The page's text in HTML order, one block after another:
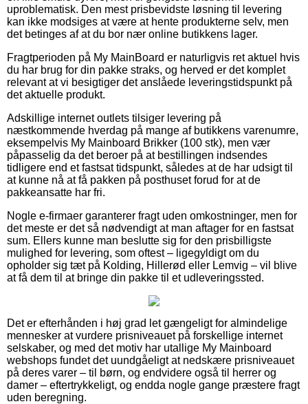
uproblematisk. Den mest prisbevidste løsning til levering
kan ikke modsiges at være at hente produkterne selv, men
det betinges af at du bor nær online butikkens lager.
Fragtperioden på My MainBoard er naturligvis ret aktuel hvis
du har brug for din pakke straks, og herved er det komplet
relevant at vi besigtiger det anslåede leveringstidspunkt på
det aktuelle produkt.
Adskillige internet outlets tilsiger levering på
næstkommende hverdag på mange af butikkens varenumre,
eksempelvis My Mainboard Brikker (100 stk), men vær
påpasselig da det beroer på at bestillingen indsendes
tidligere end et fastsat tidspunkt, således at de har udsigt til
at kunne nå at få pakken på posthuset forud for at de
pakkeansatte har fri.
Nogle e-firmaer garanterer fragt uden omkostninger, men for
det meste er det så nødvendigt at man aftager for en fastsat
sum. Ellers kunne man beslutte sig for den prisbilligste
mulighed for levering, som oftest – ligegyldigt om du
opholder sig tæt på Kolding, Hillerød eller Lemvig – vil blive
at få dem til at bringe din pakke til et udleveringssted.
Det er efterhånden i høj grad let gængeligt for almindelige
mennesker at vurdere prisniveauet på forskellige internet
selskaber, og med det motiv har utallige My Mainboard
webshops fundet det uundgåeligt at nedskære prisniveauet
på deres varer – til børn, og endvidere også til herrer og
damer – eftertrykkeligt, og endda nogle gange præstere fragt
uden beregning.